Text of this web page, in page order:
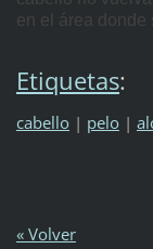
en el área donde
Etiquetas:
cabello | pelo |
« Volver